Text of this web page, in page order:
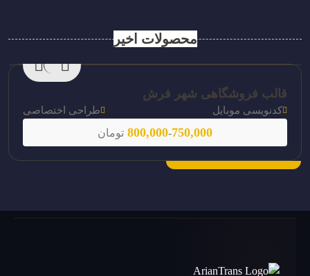
محصولات اخیر
قالب فروشگاهی شهر فرش
کدنویسی موبایل طراحی اختصاصی
750,000
-
800,000 تومان